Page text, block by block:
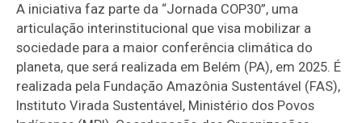
A iniciativa faz parte da “Jornada COP30”, uma
articulação interinstitucional que visa mobilizar a
sociedade para a maior conferência climática do
planeta, que será realizada em Belém (PA), em 2025. É
realizada pela Fundação Amazônia Sustentável (FAS),
Instituto Virada Sustentável, Ministério dos Povos